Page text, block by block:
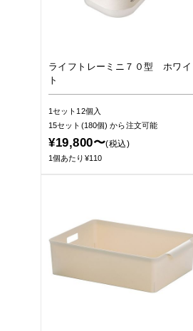
ライフトレーミニ７０型 ホワイ
ト
1セット12個入
15セット(180個)から注文可能
¥19,800〜(税込)
1個あたり¥110